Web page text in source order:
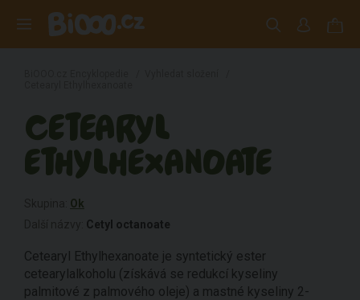
CETEARYL
ETHYLHEXANOATE
Ok
Cetyl octanoate
Cetearyl Ethylhexanoate je syntetický ester
cetearylalkoholu (získává se redukcí kyseliny
palmitové z palmového oleje) a mastné kyseliny 2-